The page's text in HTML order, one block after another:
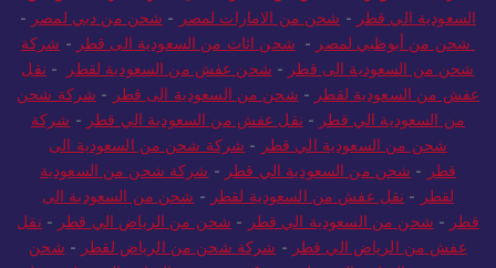
الأردن- شحن ونقل عفش من السعودية الي قطر-شركة شحن من
السعودية الي قطر
-شحن من الامارات لمصر- شحن من دبي لمصر-
شحن من أبوظبي لمصر-شحن اثاث من السعودية الى قطر -
شركة
شحن من السعودية الى قطر-شحن عفش من السعودية لقطر-نقل
عفش من السعودية لقطر -شحن من السعودية الى قطر-شركة شحن
من السعودية الي قطر - نقل عفش من السعودية الي قطر- شركة
شحن من السعودية الي قطر
-شركة شحن من السعودية الى
قطر-شحن من السعودية الي قطر- شركة شحن من السعودية
لقطر-نقل عفش من السعودية لقطر-
شحن من السعودية الى
قطر- شحن من السعودية الي قطر- شحن من الرياض الي قطر-نقل